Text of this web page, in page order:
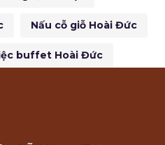
Nấu cỗ giỗ Hoài Đức
buffet Hoài Đức